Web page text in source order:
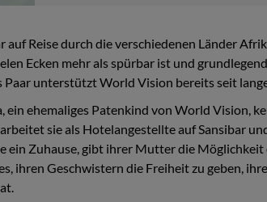
Reise durch die verschiedenen Länder
Ecken mehr als spürbar ist und
Paar unterstützt World Vision bereits seit
ehemaliges Patenkind von World Vision,
sie als Hotelangestellte auf Sansibar
Zuhause, gibt ihrer Mutter die
ihren Geschwistern die Freiheit zu geben,